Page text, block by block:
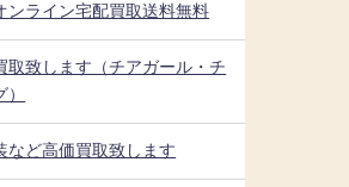
ンライン宅配買取送料無料
取致します（チアガール・チ
など高価買取致します